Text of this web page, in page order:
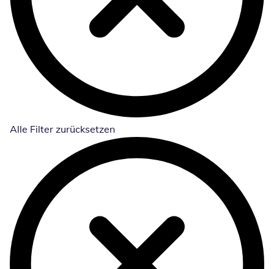
Alle Filter zurücksetzen